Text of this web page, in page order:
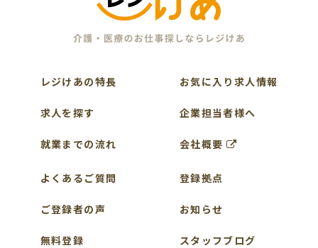
レジけあの特長
求人を探す
就業までの流れ
よくあるご質問
ご登録者の声
無料登録
お気に入り求人情報
企業担当者様へ
会社概要
登録拠点
お知らせ
スタッフブログ